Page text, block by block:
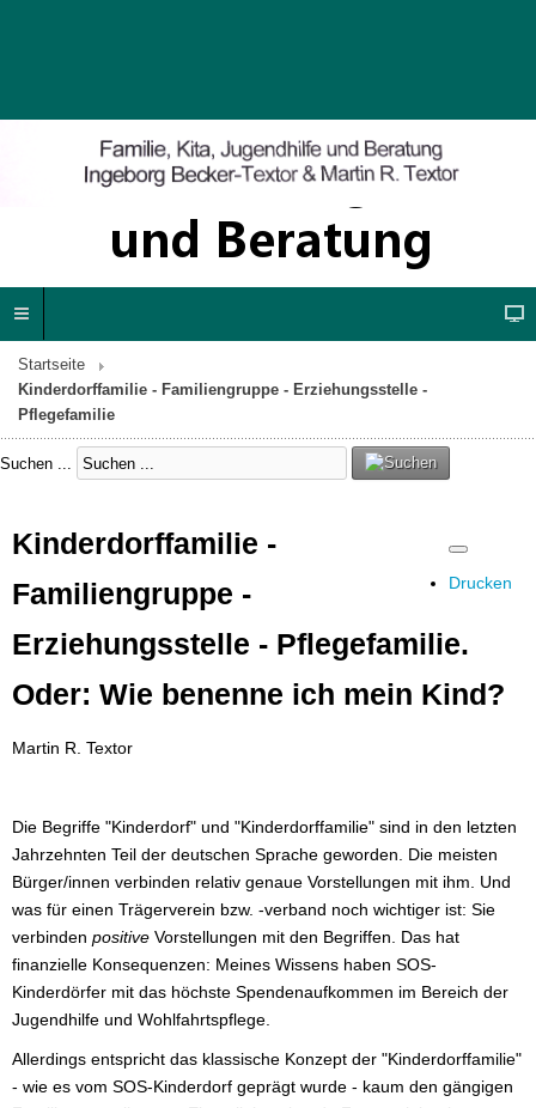
Startseite
Kinderdorffamilie - Familiengruppe - Erziehungsstelle -
Pflegefamilie
Suchen ...
Drucken
Kinderdorffamilie -
Familiengruppe -
Erziehungsstelle - Pflegefamilie.
Oder: Wie benenne ich mein Kind?
Martin R. Textor
Die Begriffe "Kinderdorf" und "Kinderdorffamilie" sind in den letzten
Jahrzehnten Teil der deutschen Sprache geworden. Die meisten
Bürger/innen verbinden relativ genaue Vorstellungen mit ihm. Und
was für einen Trägerverein bzw. -verband noch wichtiger ist: Sie
verbinden positive Vorstellungen mit den Begriffen. Das hat
finanzielle Konsequenzen: Meines Wissens haben SOS-
Kinderdörfer mit das höchste Spendenaufkommen im Bereich der
Jugendhilfe und Wohlfahrtspflege.
Allerdings entspricht das klassische Konzept der "Kinderdorffamilie"
- wie es vom SOS-Kinderdorf geprägt wurde - kaum den gängigen